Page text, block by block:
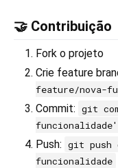
🤝 Contribuição
Fork o projeto
Crie feature
feature/nova-
Commit: git
funcionalidade'
Push: git push
funcionalidade